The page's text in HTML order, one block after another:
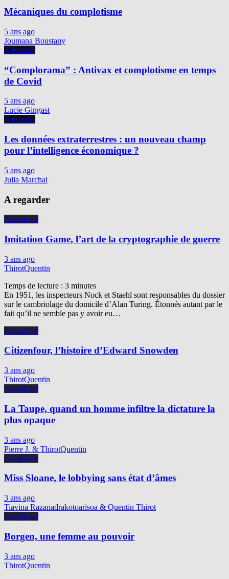
Mécaniques du complotisme
5 ans ago
Joumana Boustany
A écouter
“Complorama” : Antivax et complotisme en temps
de Covid
5 ans ago
Lucie Gingast
A écouter
Les données extraterrestres : un nouveau champ
pour l’intelligence économique ?
5 ans ago
Julia Marchal
A regarder
A regarder
Imitation Game, l’art de la cryptographie de guerre
3 ans ago
ThirotQuentin
Temps de lecture : 3 minutes
En 1951, les inspecteurs Nock et Staehl sont responsables du dossier
sur le cambriolage du domicile d’Alan Turing. Étonnés autant par le
fait qu’il ne semble pas y avoir eu…
A regarder
Citizenfour, l’histoire d’Edward Snowden
3 ans ago
ThirotQuentin
A regarder
La Taupe, quand un homme infiltre la dictature la
plus opaque
3 ans ago
Pierre J. & ThirotQuentin
A regarder
Miss Sloane, le lobbying sans état d’âmes
3 ans ago
Tiavina Razanadrakotoarisoa & Quentin Thirot
A regarder
Borgen, une femme au pouvoir
3 ans ago
ThirotQuentin